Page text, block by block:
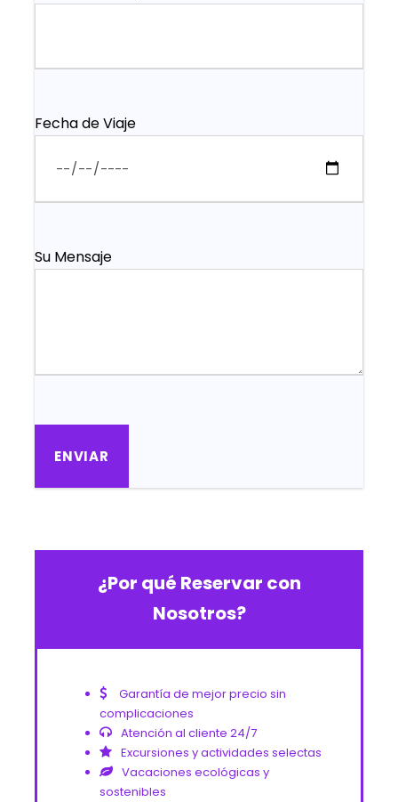
Fecha de Viaje
Su Mensaje
¿Por qué Reservar con
Nosotros?
Garantía de mejor precio sin
complicaciones
Atención al cliente 24/7
Excursiones y actividades selectas
Vacaciones ecológicas y
sostenibles